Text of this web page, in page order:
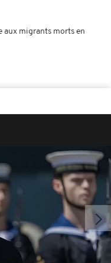
aux migrants morts en